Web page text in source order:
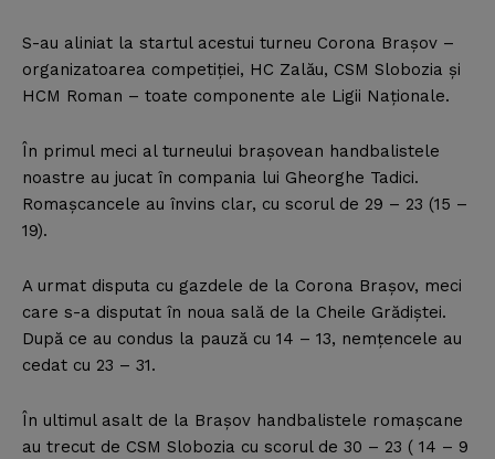
S-au aliniat la startul acestui turneu Corona Braşov –
organizatoarea competiţiei, HC Zalău, CSM Slobozia şi
HCM Roman – toate componente ale Ligii Naţionale.
În primul meci al turneului braşovean handbalistele
noastre au jucat în compania lui Gheorghe Tadici.
Romaşcancele au învins clar, cu scorul de 29 – 23 (15 –
19).
A urmat disputa cu gazdele de la Corona Braşov, meci
care s-a disputat în noua sală de la Cheile Grădiştei.
După ce au condus la pauză cu 14 – 13, nemţencele au
cedat cu 23 – 31.
În ultimul asalt de la Braşov handbalistele romaşcane
au trecut de CSM Slobozia cu scorul de 30 – 23 ( 14 – 9